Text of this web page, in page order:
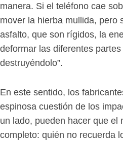
manera. Si el teléfono cae
mover la hierba mullida, pero
asfalto, que son rígidos, la
deformar las diferentes
destruyéndolo”.
En este sentido, los
espinosa cuestión de los
un lado, pueden hacer que el
completo: quién no recuerda